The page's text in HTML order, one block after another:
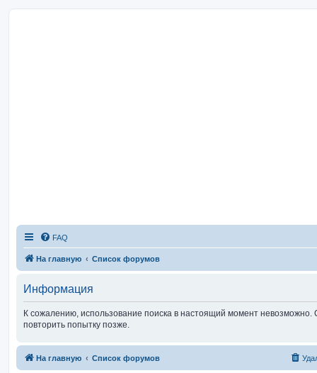
FAQ
На главную Список форумов
Информация
К сожалению, использование поиска в настоящий момент
повторить попытку позже.
На главную Список форумов